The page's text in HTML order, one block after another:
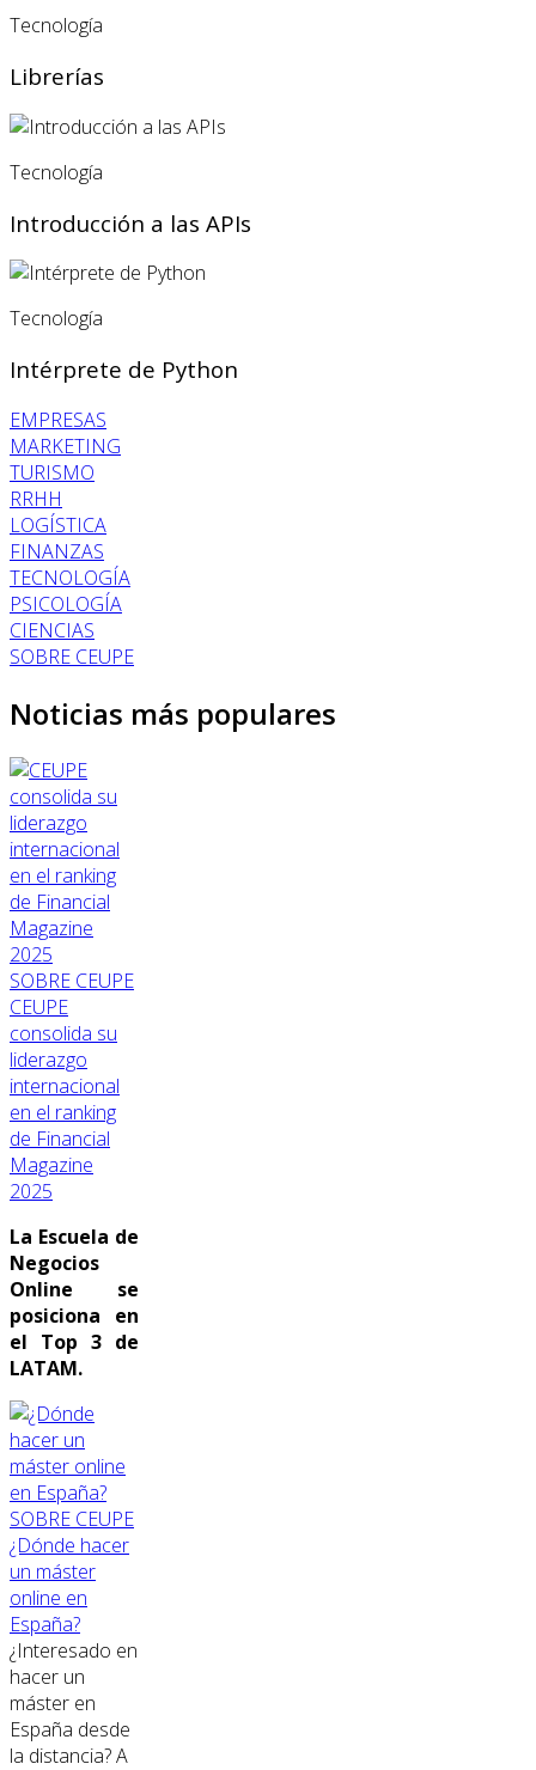
Tecnología
Librerías
Tecnología
Introducción a las APIs
Tecnología
Intérprete de Python
EMPRESAS
MARKETING
TURISMO
RRHH
LOGÍSTICA
FINANZAS
TECNOLOGÍA
PSICOLOGÍA
CIENCIAS
SOBRE CEUPE
Noticias más populares
SOBRE CEUPE
CEUPE
consolida su
liderazgo
internacional
en el ranking
de Financial
Magazine
2025
La Escuela de
Negocios
Online se
posiciona en
el Top 3 de
LATAM.
SOBRE CEUPE
¿Dónde hacer
un máster
online en
España?
¿Interesado en
hacer un
máster en
España desde
la distancia? A